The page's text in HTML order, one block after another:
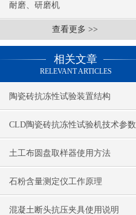
耐磨、研磨机
查看更多 >>
相关文章
RELEVANT ARTICLES
陶瓷砖抗冻性试验装置结构
CLD陶瓷砖抗冻性试验机技术参数
土工布圆盘取样器使用方法
石粉含量测定仪工作原理
混凝土断头抗压夹具使用说明